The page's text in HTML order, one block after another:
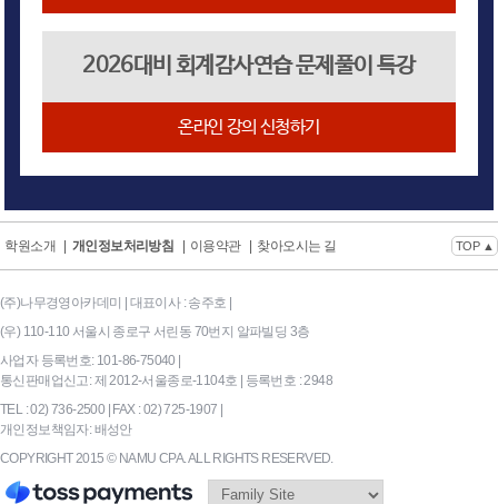
2026대비 회계감사연습 문제풀이 특강
온라인 강의 신청하기
학원소개 개인정보처리방침 이용약관 찾아오시는 길 TOP ▲
(주)나무경영아카데미 | 대표이사 : 송주호 |
(우) 110-110 서울시 종로구 서린동 70번지 알파빌딩 3층
사업자 등록번호: 101-86-75040 |
통신판매업신고: 제 2012-서울종로-1104호 | 등록번호 : 2948
TEL : 02) 736-2500 | FAX : 02) 725-1907 |
개인정보책임자: 배성안
COPYRIGHT 2015 © NAMU CPA. ALL RIGHTS RESERVED.169|End Timer : 0.0546875